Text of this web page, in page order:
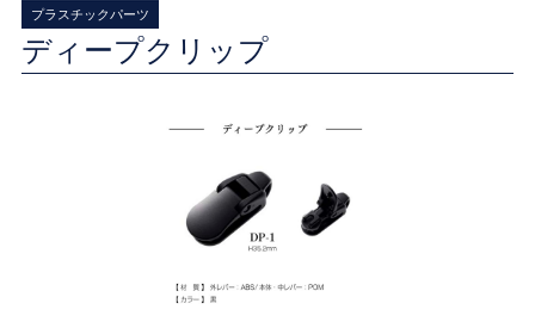
プラスチックパーツ
ディープクリップ